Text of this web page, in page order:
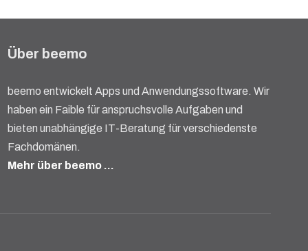
Über beemo
beemo entwickelt Apps und Anwendungssoftware. Wir
haben ein Faible für anspruchsvolle Aufgaben und
bieten unabhängige IT-Beratung für verschiedenste
Fachdomänen.
Mehr über beemo …